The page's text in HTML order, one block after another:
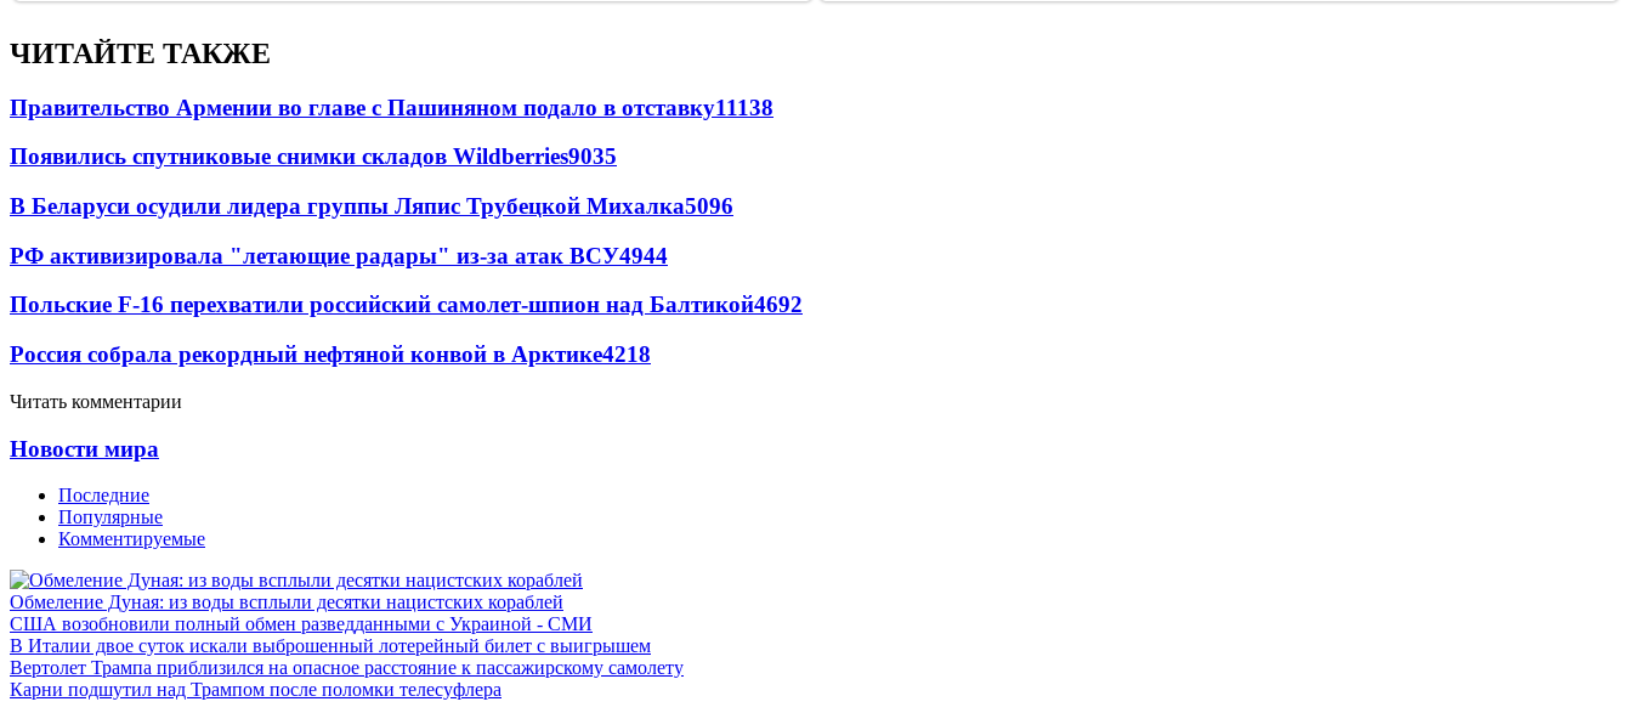
ЧИТАЙТЕ ТАКЖЕ
Правительство Армении во главе с Пашиняном подало в отставку11138
Появились спутниковые снимки складов Wildberries9035
В Беларуси осудили лидера группы Ляпис Трубецкой Михалка5096
РФ активизировала "летающие радары" из-за атак ВСУ4944
Польские F-16 перехватили российский самолет-шпион над Балтикой4692
Россия собрала рекордный нефтяной конвой в Арктике4218
Читать комментарии
Новости мира
Последние
Популярные
Комментируемые
Обмеление Дуная: из воды всплыли десятки нацистских кораблей
США возобновили полный обмен разведданными с Украиной - СМИ
В Италии двое суток искали выброшенный лотерейный билет с выигрышем
Вертолет Трампа приблизился на опасное расстояние к пассажирскому самолету
Карни подшутил над Трампом после поломки телесуфлера